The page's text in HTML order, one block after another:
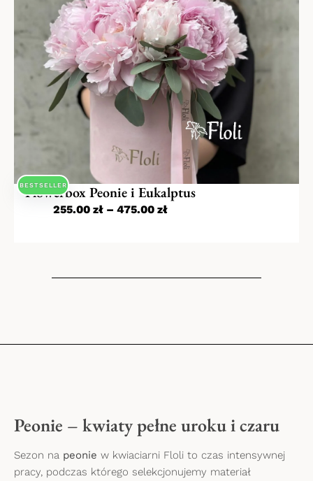
Flowerbox Peonie i Eukalptus
255.00 zł – 475.00 zł
BESTSELLER
Peonie – kwiaty pełne uroku i czaru
Sezon na peonie w kwiaciarni Floli to czas intensywnej
pracy, podczas którego selekcjonujemy materiał